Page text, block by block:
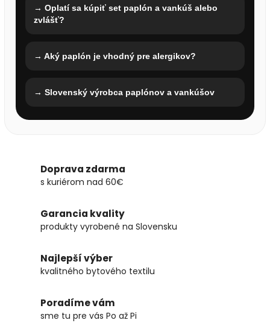
→ Oplatí sa kúpiť set paplón a vankúš alebo
zvlášť?
→ Aký paplón je vhodný pre alergikov?
→ Slovenský výrobca paplónov a vankúšov
Doprava zdarma
s kuriérom nad 60€
Garancia kvality
produkty vyrobené na Slovensku
Najlepší výber
kvalitného bytového textilu
Poradíme vám
sme tu pre vás Po až Pi